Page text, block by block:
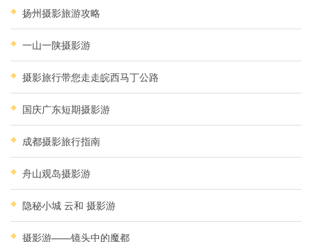
扬州摄影旅游攻略
一山一陕摄影游
摄影旅行带您走走皖西马丁公路
国庆广东短期摄影游
成都摄影旅行指南
舟山观岛摄影游
隐秘小城 云和 摄影游
摄影游——镜头中的魔都